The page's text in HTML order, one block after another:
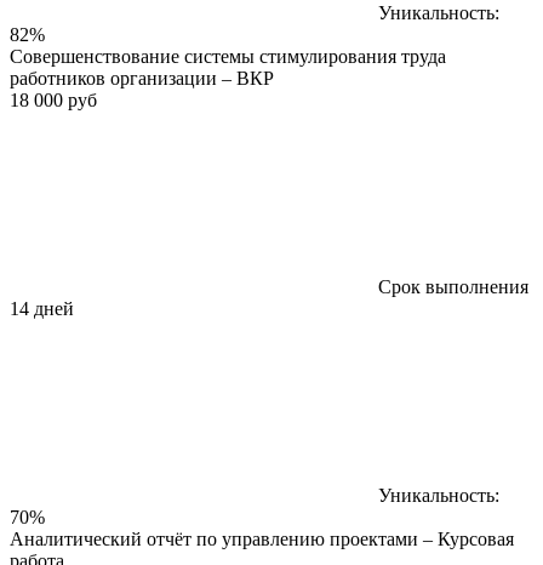
Уникальность:
82%
Совершенствование системы стимулирования труда
работников организации – ВКР
18 000 руб
Срок выполнения
14 дней
Уникальность:
70%
Аналитический отчёт по управлению проектами – Курсовая
работа